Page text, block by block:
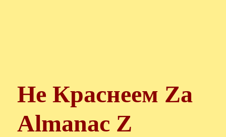
Не Краснеем Zа
Almanac Z